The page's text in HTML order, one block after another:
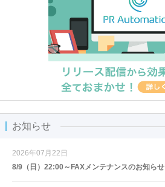
お知らせ
2026年07月22日
8/9（日）22:00～FAXメンテナンスのお知らせ